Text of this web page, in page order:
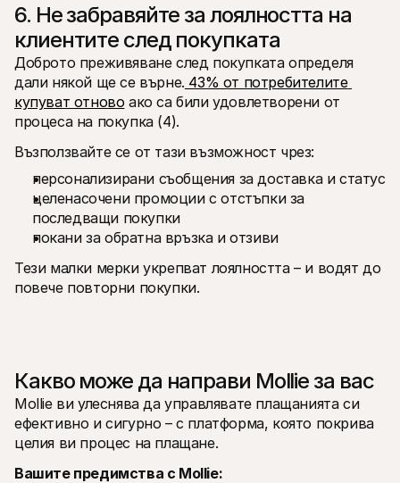
6. Не забравяйте за лоялността на
клиентите след покупката
Доброто преживяване след покупката определя
дали някой ще се върне. 43% от потребителите
купуват отново ако са били удовлетворени от
процеса на покупка (4).
Възползвайте се от тази възможност чрез:
персонализирани съобщения за доставка и статус
целенасочени промоции с отстъпки за
последващи покупки
покани за обратна връзка и отзиви
Тези малки мерки укрепват лоялността – и водят до
повече повторни покупки.
Какво може да направи Mollie за вас
Mollie ви улеснява да управлявате плащанията си
ефективно и сигурно – с платформа, която покрива
целия ви процес на плащане.
Вашите предимства с Mollie: